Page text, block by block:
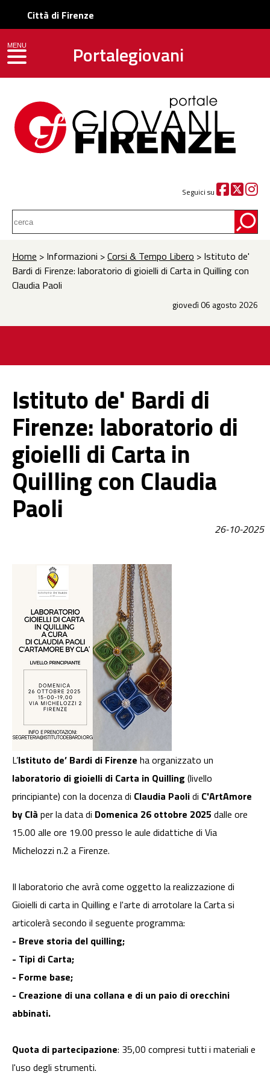
Città di Firenze
Portalegiovani
Seguici su
MENU
toggle navigation
Home > Informazioni >Corsi & Tempo Libero > Istituto de'
Bardi di Firenze: laboratorio di gioielli di Carta in Quilling con
Claudia Paoli
giovedì 06 agosto 2026
Istituto de' Bardi di
Firenze: laboratorio di
gioielli di Carta in
Quilling con Claudia
Paoli
26-10-2025
L’Istituto de’ Bardi di Firenze ha organizzato un
laboratorio di gioielli di Carta in Quilling (livello
principiante) con la docenza di Claudia Paolidi C'ArtAmore
by Clà per la data di Domenica 26 ottobre 2025 dalle ore
15.00 alle ore 19.00 presso le aule didattiche di Via
Michelozzi n.2 a Firenze.
Il laboratorio che avrà come oggetto la realizzazione di
Gioielli di carta in Quilling e l'arte di arrotolare la Carta si
articolerà secondo il seguente programma:
- Breve storia del quilling;
- Tipi di Carta;
- Forme base;
- Creazione di una collana e di un paio di orecchini
abbinati.
Quota di partecipazione: 35,00 compresi tutti i materiali e
l'uso degli strumenti.